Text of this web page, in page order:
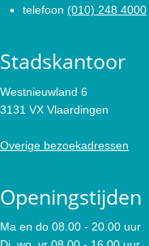
telefoon (010) 248 4000
Stadskantoor
Westnieuwland 6
3131 VX Vlaardingen
Overige bezoekadressen
Openingstijden
Ma en do 08.00 - 20.00 uur